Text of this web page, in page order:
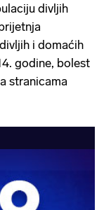
divljih
i domaćih
godine, bolest
stranicama